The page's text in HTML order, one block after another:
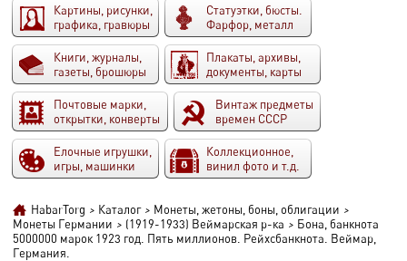
Картины, рисунки,
графика, гравюры
Статуэтки, бюсты.
Фарфор, металл
Книги, журналы,
газеты, брошюры
Плакаты, архивы,
документы, карты
Почтовые марки,
открытки, конверты
Винтаж предметы
времен СССР
Елочные игрушки,
игры, машинки
Коллекционное,
винил фото и т.д.
HabarTorg > Каталог > Монеты, жетоны, боны, облигации >
Монеты Германии > (1919-1933) Веймарская р-ка > Бона, банкнота
5000000 марок 1923 год. Пять миллионов. Рейхсбанкнота. Веймар,
Германия.